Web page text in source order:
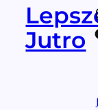
Jutro